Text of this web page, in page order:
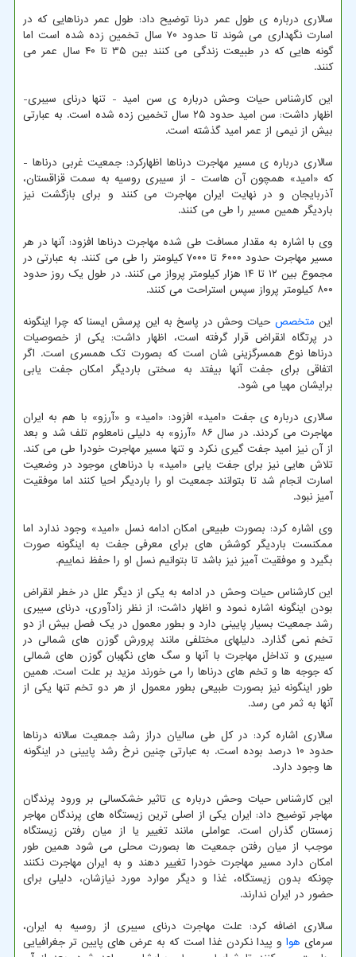
سالاری درباره ی طول عمر درنا توضیح داد: طول عمر درناهایی که در
اسارت نگهداری می شوند تا حدود ۷۰ سال تخمین زده شده است اما
گونه هایی که در طبیعت زندگی می کنند بین ۳۵ تا ۴۰ سال عمر می
کنند.
این کارشناس حیات وحش درباره ی سن امید - تنها درنای سیبری-
اظهار داشت: سن امید حدود ۲۵ سال تخمین زده شده است. به عبارتی
بیش از نیمی از عمر امید گذشته است.
سالاری درباره ی مسیر مهاجرت درناها اظهارکرد: جمعیت غربی درناها -
که «امید» همچون آن هاست - از سیبری روسیه به سمت قزاقستان،
آذربایجان و در نهایت ایران مهاجرت می کنند و برای بازگشت نیز
باردیگر همین مسیر را طی می کنند.
وی با اشاره به مقدار مسافت طی شده مهاجرت درناها افزود: آنها در هر
مسیر مهاجرت حدود ۶۰۰۰ تا ۷۰۰۰ کیلومتر را طی می کنند. به عبارتی در
مجموع بین ۱۲ تا ۱۴ هزار کیلومتر پرواز می کنند. در طول یک روز حدود
۸۰۰ کیلومتر پرواز سپس استراحت می کنند.
این متخصص حیات وحش در پاسخ به این پرسش ایسنا که چرا اینگونه
در پرتگاه انقراض قرار گرفته است، اظهار داشت: یکی از خصوصیات
درناها نوع همسرگزینی شان است که بصورت تک همسری است. اگر
اتفاقی برای جفت آنها بیفتد به سختی باردیگر امکان جفت یابی
برایشان مهیا می شود.
سالاری درباره ی جفت «امید» افزود: «امید» و «آرزو» با هم به ایران
مهاجرت می کردند. در سال ۸۶ «آرزو» به دلیلی نامعلوم تلف شد و بعد
از آن نیز امید جفت گیری نکرد و تنها مسیر مهاجرت خودرا طی می کند.
تلاش هایی نیز برای جفت یابی «امید» با درناهای موجود در وضعیت
اسارت انجام شد تا بتوانند جمعیت او را باردیگر احیا کنند اما موفقیت
آمیز نبود.
وی اشاره کرد: بصورت طبیعی امکان ادامه نسل «امید» وجود ندارد اما
ممکنست باردیگر کوشش های برای معرفی جفت به اینگونه صورت
بگیرد و موفقیت آمیز نیز باشد تا بتوانیم نسل او را حفظ نماییم.
این کارشناس حیات وحش در ادامه به یکی از دیگر علل در خطر انقراض
بودن اینگونه اشاره نمود و اظهار داشت: از نظر زادآوری، درنای سیبری
رشد جمعیت بسیار پایینی دارد و بطور معمول در یک فصل بیش از دو
تخم نمی گذارد. دلیلهای مختلفی مانند پرورش گوزن های شمالی در
سیبری و تداخل مهاجرت با آنها و سگ های نگهبان گوزن های شمالی
که جوجه ها و تخم های درناها را می خورند مزید بر علت است. همین
طور اینگونه نیز بصورت طبیعی بطور معمول از هر دو تخم تنها یکی از
آنها به ثمر می رسد.
سالاری اشاره کرد: در کل طی سالیان دراز رشد جمعیت سالانه درناها
حدود ۱۰ درصد بوده است. به عبارتی چنین نرخ رشد پایینی در اینگونه
ها وجود دارد.
این کارشناس حیات وحش درباره ی تاثیر خشکسالی بر ورود پرندگان
مهاجر توضیح داد: ایران یکی از اصلی ترین زیستگاه های پرندگان مهاجر
زمستان گذران است. عواملی مانند تغییر یا از میان رفتن زیستگاه
موجب از میان رفتن جمعیت ها بصورت محلی می شود همین طور
امکان دارد مسیر مهاجرت خودرا تغییر دهند و به ایران مهاجرت نکنند
چونکه بدون زیستگاه، غذا و دیگر موارد مورد نیازشان، دلیلی برای
حضور در ایران ندارند.
سالاری اضافه کرد: علت مهاجرت درنای سیبری از روسیه به ایران،
سرمای هوا و پیدا نکردن غذا است که به عرض های پایین تر جغرافیایی